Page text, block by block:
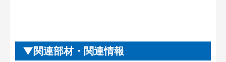
関連部材・関連情報